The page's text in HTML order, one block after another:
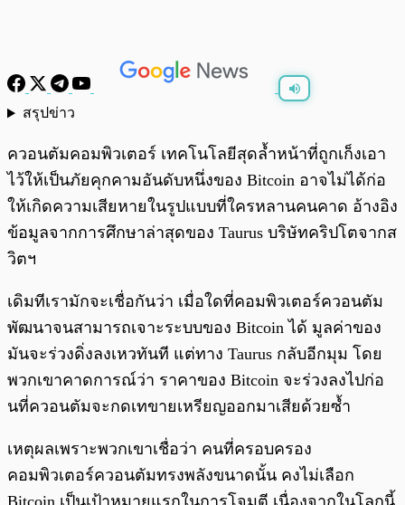
สรุปข่าว
ควอนตัมคอมพิวเตอร์ เทคโนโลยีสุดล้ำหน้าที่ถูกเก็งเอา
ไว้ให้เป็นภัยคุกคามอันดับหนึ่งของ Bitcoin อาจไม่ได้ก่อ
ให้เกิดความเสียหายในรูปแบบที่ใครหลานคนคาด อ้างอิง
ข้อมูลจากการศึกษาล่าสุดของ Taurus บริษัทคริปโตจากส
วิตฯ
เดิมทีเรามักจะเชื่อกันว่า เมื่อใดที่คอมพิวเตอร์ควอนตัม
พัฒนาจนสามารถเจาะระบบของ Bitcoin ได้ มูลค่าของ
มันจะร่วงดิ่งลงเหวทันที แต่ทาง Taurus กลับอีกมุม โดย
พวกเขาคาดการณ์ว่า ราคาของ Bitcoin จะร่วงลงไปก่อ
นที่ควอนตัมจะกดเทขายเหรียญออกมาเสียด้วยซ้ำ
เหตุผลเพราะพวกเขาเชื่อว่า คนที่ครอบครอง
คอมพิวเตอร์ควอนตัมทรงพลังขนาดนั้น คงไม่เลือก